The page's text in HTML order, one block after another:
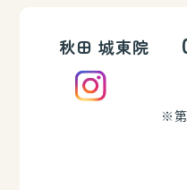
秋田 城東院
※第